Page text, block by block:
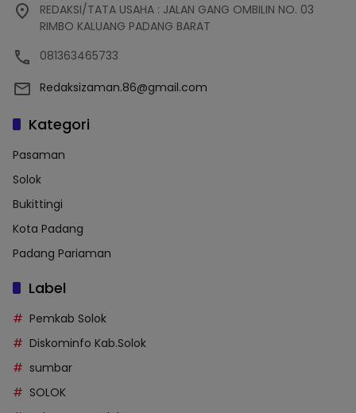
REDAKSI/TATA USAHA : JALAN GANG OMBILIN NO. 03
RIMBO KALUANG PADANG BARAT
081363465733
Redaksizaman.86@gmail.com
Kategori
Pasaman
Solok
Bukittingi
Kota Padang
Padang Pariaman
Label
Pemkab Solok
Diskominfo Kab.Solok
sumbar
SOLOK